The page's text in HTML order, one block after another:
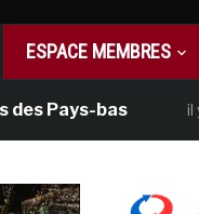
ESPACE MEMBRES
bas il y a 1 mois